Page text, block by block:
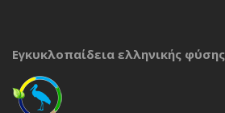
Εγκυκλοπαίδεια ελληνικής φύσης